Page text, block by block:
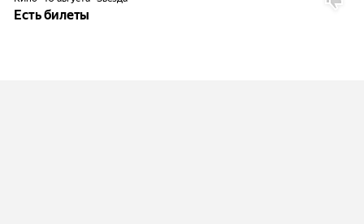
Есть билеты